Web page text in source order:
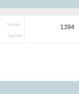
Nuvær.
Samlet
1394